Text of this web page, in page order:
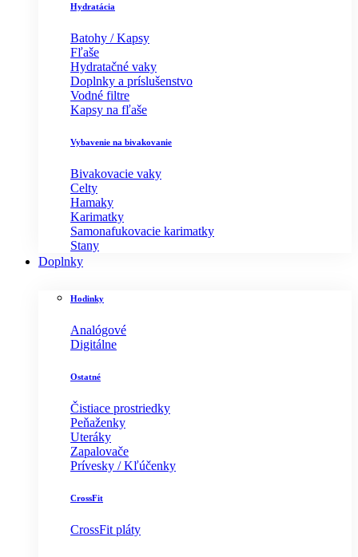
Hydratácia
Batohy / Kapsy
Fľaše
Hydratačné vaky
Doplnky a príslušenstvo
Vodné filtre
Kapsy na fľaše
Vybavenie na bivakovanie
Bivakovacie vaky
Celty
Hamaky
Karimatky
Samonafukovacie karimatky
Stany
Doplnky
Hodinky
Analógové
Digitálne
Ostatné
Čistiace prostriedky
Peňaženky
Uteráky
Zapalovače
Prívesky / Kľúčenky
CrossFit
CrossFit pláty